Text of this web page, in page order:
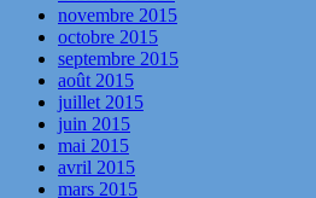
novembre 2015
octobre 2015
septembre 2015
août 2015
juillet 2015
juin 2015
mai 2015
avril 2015
mars 2015